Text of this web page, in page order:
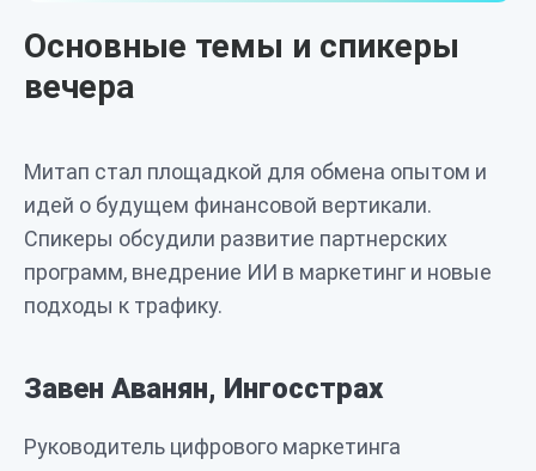
Основные темы и спикеры
вечера
Митап стал площадкой для обмена опытом и
идей о будущем финансовой вертикали.
Спикеры обсудили развитие партнерских
программ, внедрение ИИ в маркетинг и новые
подходы к трафику.
Завен Аванян, Ингосстрах
Руководитель цифрового маркетинга